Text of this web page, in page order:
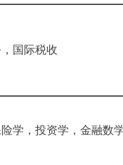
国际税收
学，投资学，金融数